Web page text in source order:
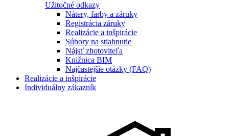
Užitočné odkazy
Nátery, farby a záruky
Registrácia záruky
Realizácie a inšpirácie
Súbory na stiahnutie
Nájsť zhotoviteľa
Knižnica BIM
Najčastejšie otázky (FAQ)
Realizácie a inšpirácie
Individuálny zákazník